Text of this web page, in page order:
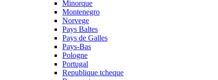
Minorque
Montenegro
Norvege
Pays Baltes
Pays de Galles
Pays-Bas
Pologne
Portugal
Republique tcheque